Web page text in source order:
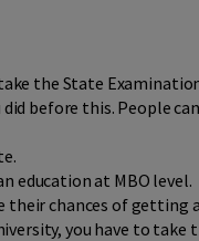
the State
before this. People
education at MBO level.
their chances of getting
you have to